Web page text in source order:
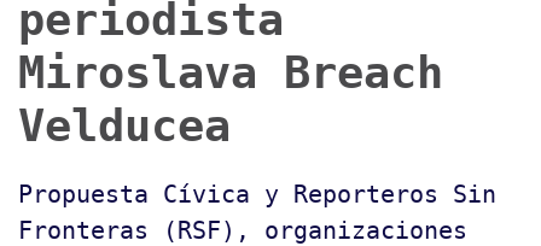
periodista
Miroslava Breach
Velducea
Propuesta Cívica y Reporteros Sin
Fronteras (RSF), organizaciones